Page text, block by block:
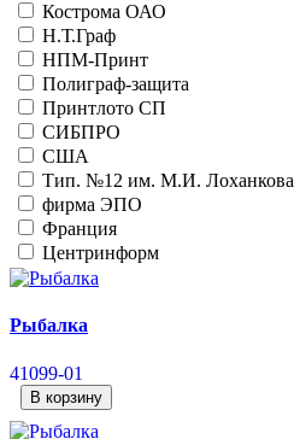
Кострома ОАО
Н.Т.Граф
НПМ-Принт
Полиграф-защита
Принтлото СП
СИБПРО
США
Тип. №12 им. М.И. Лоханкова
фирма ЭПО
Франция
Центринформ
Рыбалка
41099-01
В корзину